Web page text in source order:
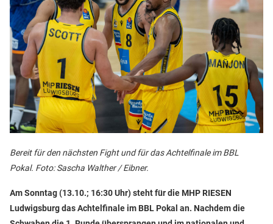
Bereit für den nächsten Fight und für das Achtelfinale im BBL
Pokal. Foto: Sascha Walther / Eibner.
Am Sonntag (13.10.; 16:30 Uhr) steht für die MHP RIESEN
Ludwigsburg das Achtelfinale im BBL Pokal an. Nachdem die